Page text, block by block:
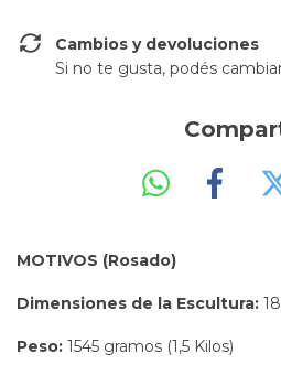
Cambios y devoluciones
Si no te gusta, podés
MOTIVOS (Rosado)
Dimensiones de la Escultura:
Peso: 1545 gramos (1,5 Kilos)